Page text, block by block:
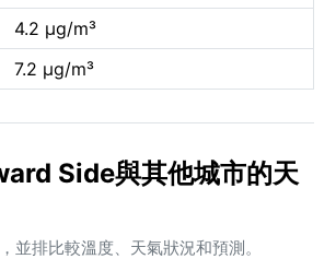
4.2 µg/m³
7.2 µg/m³
Side與其他城市的天
並排比較溫度、天氣狀況和預測。